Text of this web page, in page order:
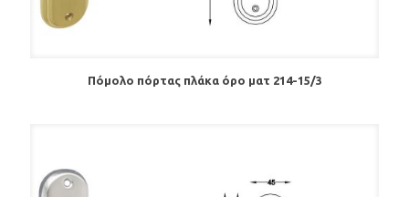
Πόμολο πόρτας πλάκα όρο ματ 214-15/3